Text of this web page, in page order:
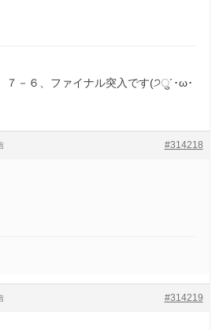
７－６、ファイナル突入です(੭ु´･ω･
#314218
#314219